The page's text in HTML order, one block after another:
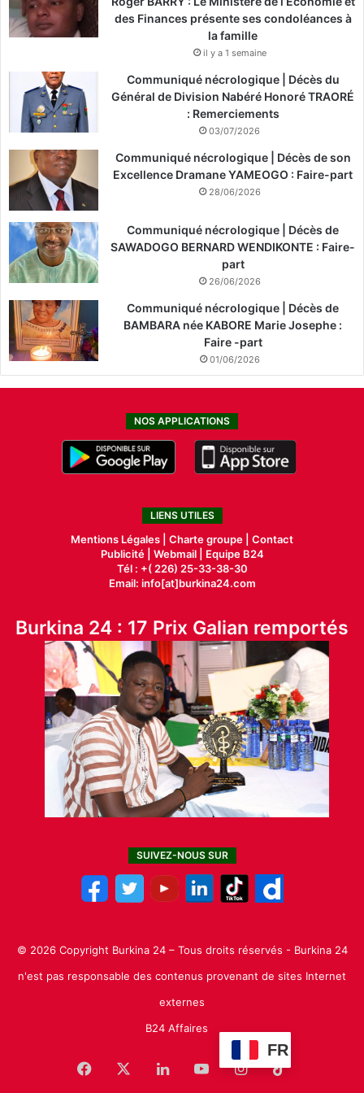
des Finances présente ses condoléances à
la famille
il y a 1 semaine
Communiqué nécrologique | Décès du
Général de Division Nabéré Honoré TRAORÉ
: Remerciements
03/07/2026
Communiqué nécrologique | Décès de son
Excellence Dramane YAMEOGO : Faire-part
28/06/2026
Communiqué nécrologique | Décès de
SAWADOGO BERNARD WENDIKONTE : Faire-
part
26/06/2026
Communiqué nécrologique | Décès de
BAMBARA née KABORE Marie Josephe :
Faire -part
01/06/2026
NOS APPLICATIONS
LIENS UTILES
Mentions Légales | Charte groupe | Contact
Publicité| Webmail |
Equipe B24
Tél : +( 226) 25-33-38-30
Email: info[at]burkina24.com
Burkina 24 : 17 Prix Galian remportés
SUIVEZ-NOUS SUR
© 2026 Copyright Burkina 24 – Tous droits réservés - Burkina 24
n'est pas responsable des contenus provenant de sites Internet
externes
B24 Affaires
FR
Facebook LinkedinYouTubeInstagram
TikTok